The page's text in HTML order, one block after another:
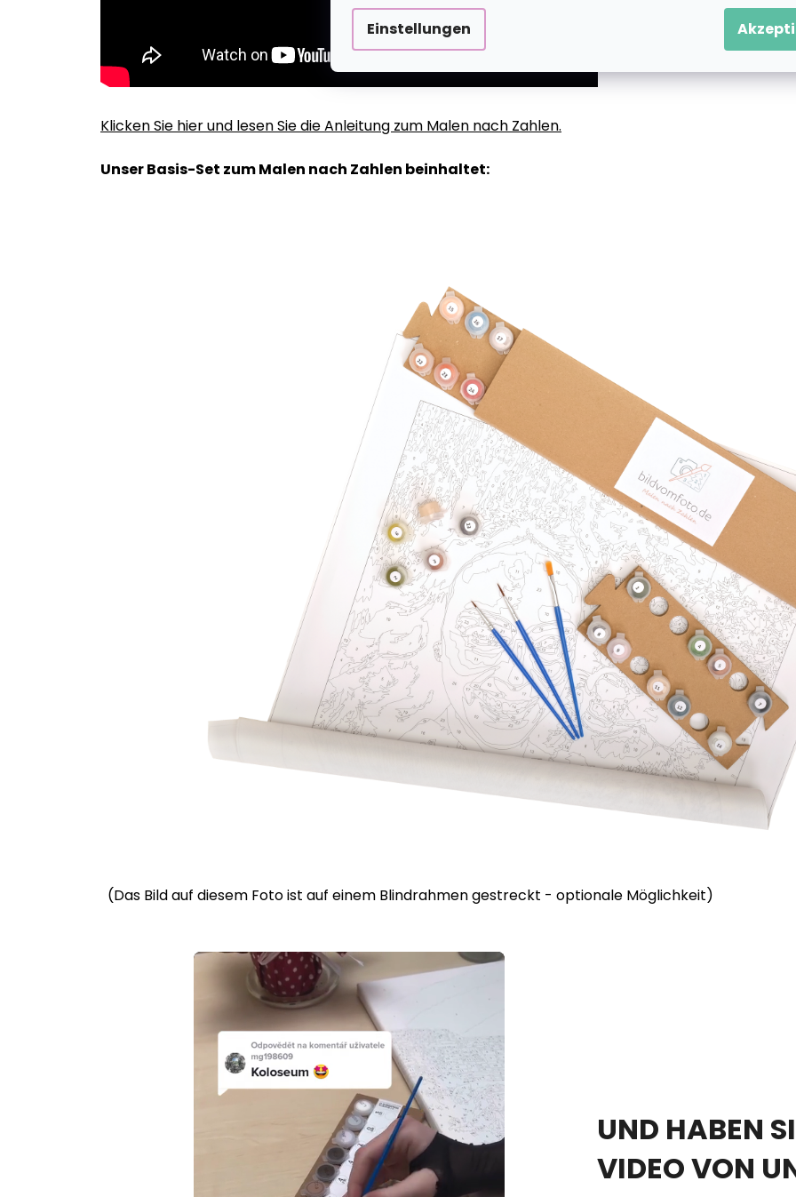
Einstellungen
Klicken Sie hier und lesen Sie die Anleitung zum Malen nach Zahlen.
Unser Basis-Set zum Malen nach Zahlen beinhaltet:
(Das Bild auf diesem Foto ist auf einem Blindrahmen gestreckt - optionale Möglichkeit)
UND HABEN
VIDEO VON